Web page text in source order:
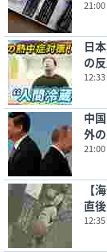
日
の反
中
外の
【
直